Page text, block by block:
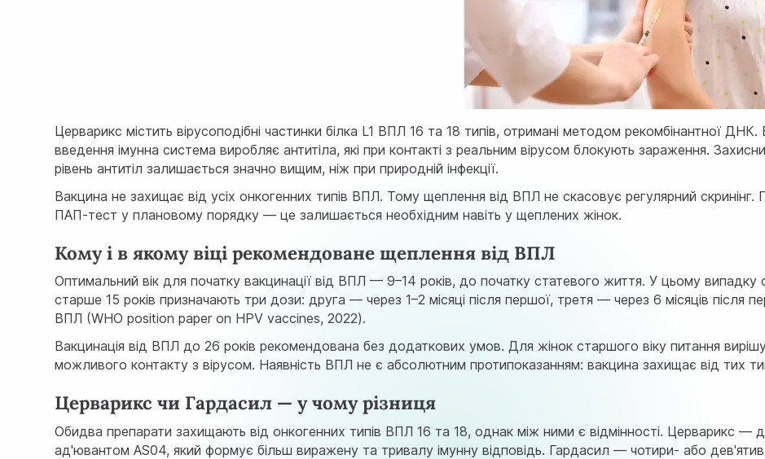
Церварикс містить вірусоподібні частинки білка L1 ВПЛ 16 та 18 типів, отримані методом рекомбінантної
введення імунна система виробляє антитіла, які при контакті з реальним вірусом блокують зараження.
рівень антитіл залишається значно вищим, ніж при природній інфекції.
Вакцина не захищає від усіх онкогенних типів ВПЛ. Тому щеплення від ВПЛ не скасовує регулярний скринінг.
ПАП-тест у плановому порядку — це залишається необхідним навіть у щеплених жінок.
Кому і в якому віці рекомендоване щеплення від ВПЛ
Оптимальний вік для початку вакцинації від ВПЛ — 9–14 років, до початку статевого життя. У цьому випадку
старше 15 років призначають три дози: друга — через 1–2 місяці після першої, третя — через 6 місяців
ВПЛ (WHO position paper on HPV vaccines, 2022).
Вакцинація від ВПЛ до 26 років рекомендована без додаткових умов. Для жінок старшого віку питання
можливого контакту з вірусом. Наявність ВПЛ не є абсолютним протипоказанням: вакцина захищає від тих
Церварикс чи Гардасил — у чому різниця
Обидва препарати захищають від онкогенних типів ВПЛ 16 та 18, однак між ними є відмінності. Церварикс
ад'ювантом AS04, який формує більш виражену та тривалу імунну відповідь. Гардасил — чотири- або